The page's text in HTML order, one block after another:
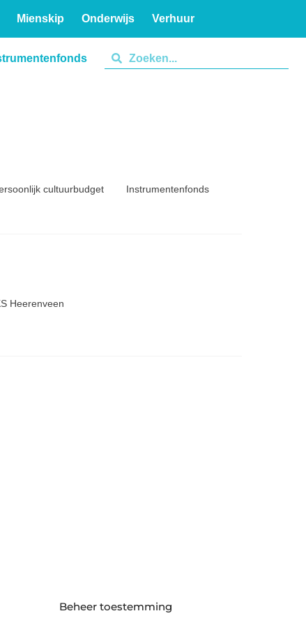
Beheer toestemming
Mienskip Onderwijs Verhuur
cultuurbudget Instrumentenfonds
Heerenveen